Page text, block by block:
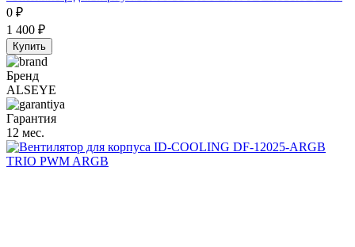
0 ₽
1 400 ₽
Купить
Бренд
ALSEYE
Гарантия
12 мес.